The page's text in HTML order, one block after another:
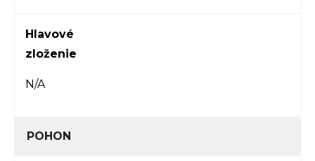
Hlavové
zloženie
N/A
POHON